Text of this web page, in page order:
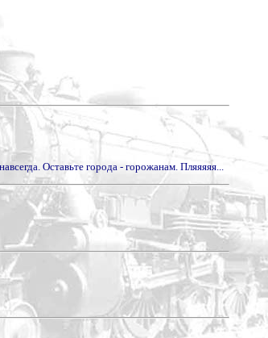
Оставьте города - горожанам. Пляяяяя...